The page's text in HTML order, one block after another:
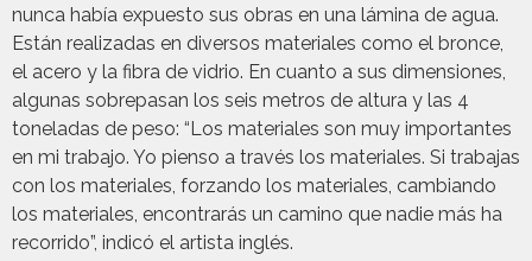
nunca había expuesto sus obras en una lámina de agua.
Están realizadas en diversos materiales como el bronce,
el acero y la fibra de vidrio. En cuanto a sus dimensiones,
algunas sobrepasan los seis metros de altura y las 4
toneladas de peso: “Los materiales son muy importantes
en mi trabajo. Yo pienso a través los materiales. Si trabajas
con los materiales, forzando los materiales, cambiando
los materiales, encontrarás un camino que nadie más ha
recorrido”, indicó el artista inglés.